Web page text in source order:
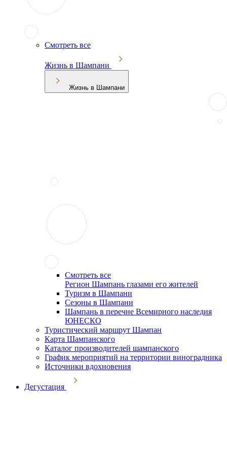
Смотреть все
Жизнь в Шампани
Жизнь в Шампани
Смотреть все
Регион Шампань глазами его жителей
Туризм в Шампани
Сезоны в Шампани
Шампань в перечне Всемирного наследия
ЮНЕСКО
Туристический маршрут Шампан
Карта Шампанского
Каталог производителей шампанского
График мероприятий на территории виноградника
Источники вдохновения
Дегустация